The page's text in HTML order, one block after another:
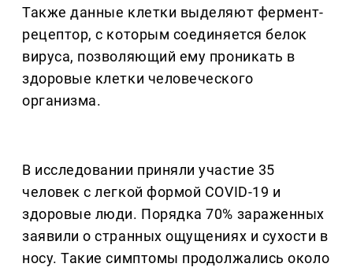
Также данные клетки выделяют фермент-
рецептор, с которым соединяется белок
вируса, позволяющий ему проникать в
здоровые клетки человеческого
организма.
В исследовании приняли участие 35
человек с легкой формой COVID-19 и
здоровые люди. Порядка 70% зараженных
заявили о странных ощущениях и сухости в
носу. Такие симптомы продолжались около